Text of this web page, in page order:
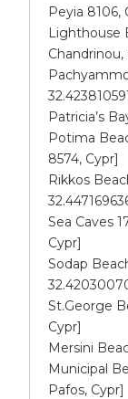
Peyia 8106,
Lighthouse
Patricia’s
Potima
8574, Cypr]
Rikkos
Sea Caves
Cypr]
Sodap
St.George
Cypr]
Mersini
Municipal
Pafos, Cypr]